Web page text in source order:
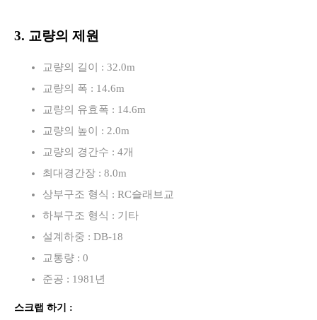
3. 교량의 제원
교량의 길이 : 32.0m
교량의 폭 : 14.6m
교량의 유효폭 : 14.6m
교량의 높이 : 2.0m
교량의 경간수 : 4개
최대경간장 : 8.0m
상부구조 형식 : RC슬래브교
하부구조 형식 : 기타
설계하중 : DB-18
교통량 : 0
준공 : 1981년
스크랩 하기 :